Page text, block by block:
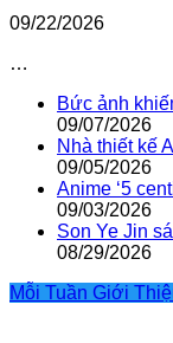
09/22/2026
…
Bức ảnh
09/07/2026
Nhà thiết kế
09/05/2026
Anime ‘5
09/03/2026
Son Ye Jin
08/29/2026
Mỗi Tuần Giới